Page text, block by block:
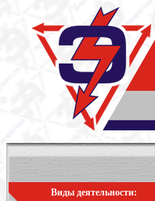
Виды деятельности: